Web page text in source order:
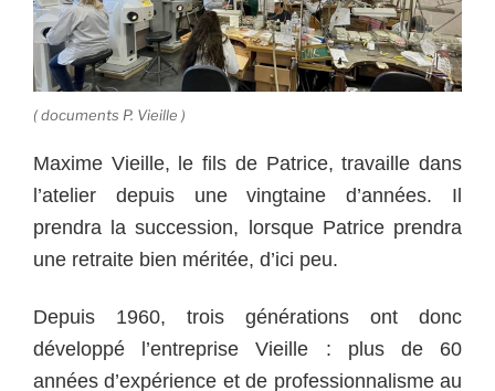
( documents P. Vieille )
Maxime Vieille, le fils de Patrice, travaille dans
l’atelier depuis une vingtaine d’années. Il
prendra la succession, lorsque Patrice prendra
une retraite bien méritée, d’ici peu.
Depuis 1960, trois générations ont donc
développé l’entreprise Vieille : plus de 60
années d’expérience et de professionnalisme au